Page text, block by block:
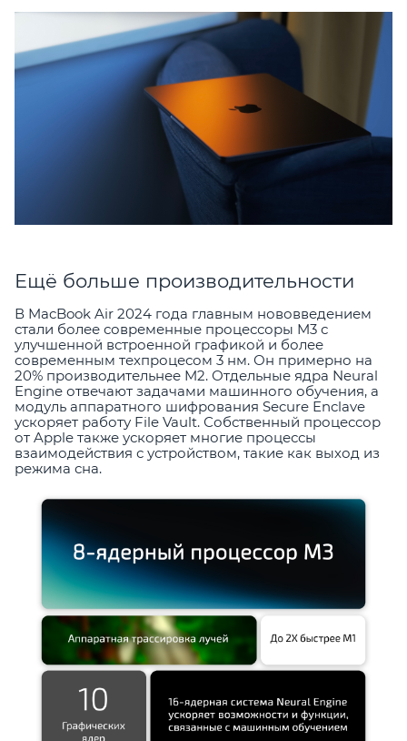
Ещё больше производительности
В MacBook Air 2024 года главным нововведением
стали более современные процессоры M3 с
улучшенной встроенной графикой и более
современным техпроцесом 3 нм. Он примерно на
20% производительнее M2. Отдельные ядра Neural
Engine отвечают задачами машинного обучения, а
модуль аппаратного шифрования Secure Enclave
ускоряет работу File Vault. Собственный процессор
от Apple также ускоряет многие процессы
взаимодействия с устройством, такие как выход из
режима сна.